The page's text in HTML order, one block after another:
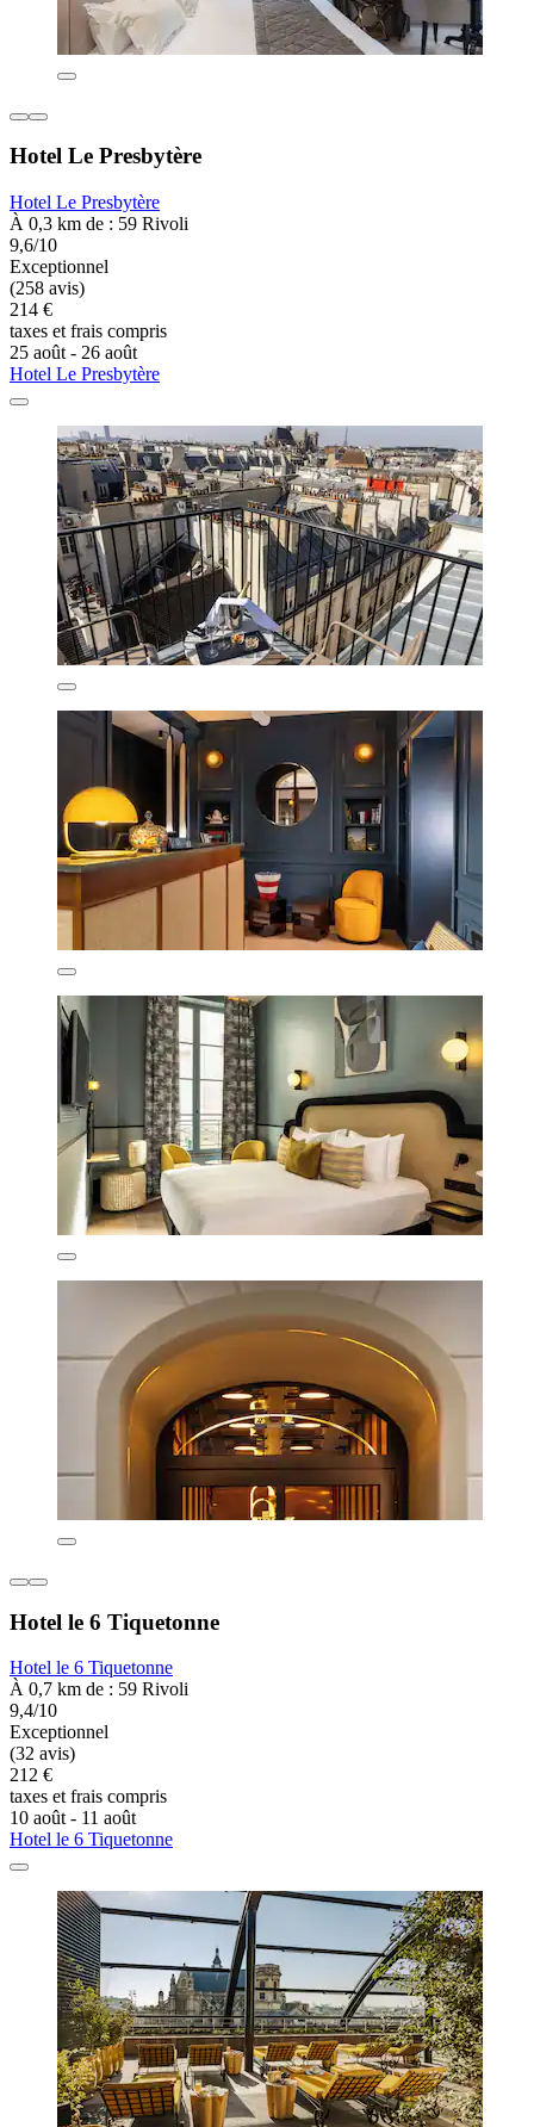
Hotel Le Presbytère
Hotel Le Presbytère
À 0,3 km de : 59 Rivoli
9,6/10
Exceptionnel
(258 avis)
214 €
taxes et frais compris
25 août - 26 août
Hotel Le Presbytère
Hotel le 6 Tiquetonne
Hotel le 6 Tiquetonne
À 0,7 km de : 59 Rivoli
9,4/10
Exceptionnel
(32 avis)
212 €
taxes et frais compris
10 août - 11 août
Hotel le 6 Tiquetonne